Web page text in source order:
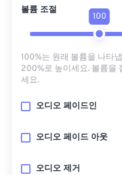
볼륨 조절
100
100%는 원래 볼륨을 나타
200%로 높이세요. 볼륨을
세요.
오디오 페이드인
오디오 페이드 아웃
오디오 제거